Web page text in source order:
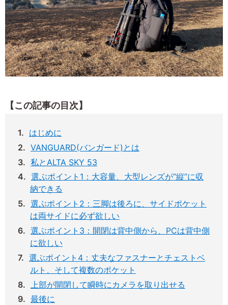
【この記事の目次】
はじめに
VANGUARD(バンガード)とは
私とALTA SKY 53
選ぶポイント1：大容量、大型レンズが“縦”に収
納できる
選ぶポイント2：三脚は後ろに、サイドポケット
は両サイドに必ず欲しい
選ぶポイント3：開閉は背中側から、PCは背中側
に欲しい
選ぶポイント4：丈夫なファスナーとチェストベ
ルト、そして複数のポケット
上部が開閉して瞬時にカメラを取り出せる
最後に